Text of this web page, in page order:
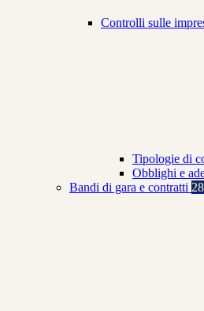
Controlli sulle
Tipologie di
Obblighi e
Bandi di gara e contratti